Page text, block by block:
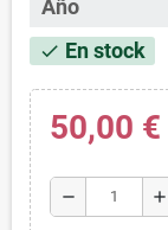
Año
check En stock
50,00 €
remove add